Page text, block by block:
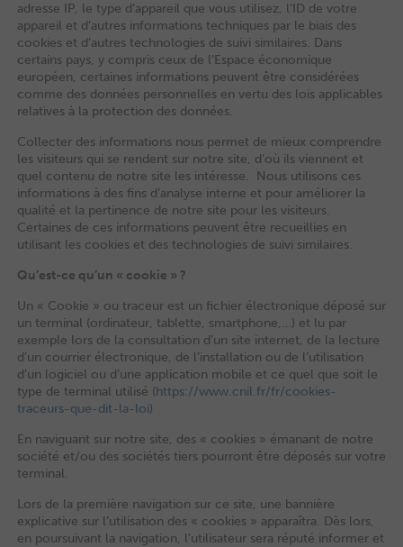
adresse IP, le type d’appareil que vous utilisez, l’ID de votre
appareil et d’autres informations techniques par le biais des
cookies et d’autres technologies de suivi similaires. Dans
certains pays, y compris ceux de l’Espace économique
européen, certaines informations peuvent être considérées
comme des données personnelles en vertu des lois applicables
relatives à la protection des données.
Collecter des informations nous permet de mieux comprendre
les visiteurs qui se rendent sur notre site, d’où ils viennent et
quel contenu de notre site les intéresse. Nous utilisons ces
informations à des fins d’analyse interne et pour améliorer la
qualité et la pertinence de notre site pour les visiteurs.
Certaines de ces informations peuvent être recueillies en
utilisant les cookies et des technologies de suivi similaires.
Qu’est-ce qu’un « cookie » ?
Un « Cookie » ou traceur est un fichier électronique déposé sur
un terminal (ordinateur, tablette, smartphone,…) et lu par
exemple lors de la consultation d’un site internet, de la lecture
d’un courrier électronique, de l’installation ou de l’utilisation
d’un logiciel ou d’une application mobile et ce quel que soit le
type de terminal utilisé (https://www.cnil.fr/fr/cookies-
traceurs-que-dit-la-loi)
En naviguant sur notre site, des « cookies » émanant de notre
société et/ou des sociétés tiers pourront être déposés sur votre
terminal.
Lors de la première navigation sur ce site, une bannière
explicative sur l’utilisation des « cookies » apparaîtra. Dès lors,
en poursuivant la navigation, l’utilisateur sera réputé informer et